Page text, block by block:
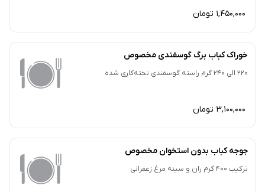
1,450,000 تومان
خوراک کباب برگ گوسفندی مخصوص
220 الی 240 گرم راسته گوسفندی تخته‌کاری شده
3,100,000 تومان
جوجه کباب بدون استخوان مخصوص
ترکیب 400 گرم ران و سینه مرغ زعفرانی